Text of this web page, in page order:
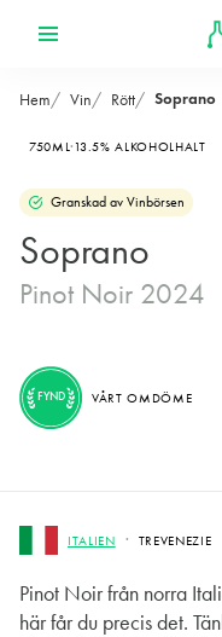
Hem Vin Rött Soprano
750ML 13.5% ALKOHOLHALT
Granskad av Vinbörsen
Soprano
Pinot Noir 2024
ITALIEN TREVENEZIE
Pinot Noir från norra
här får du precis det.
FYND VÅRT OMDÖME